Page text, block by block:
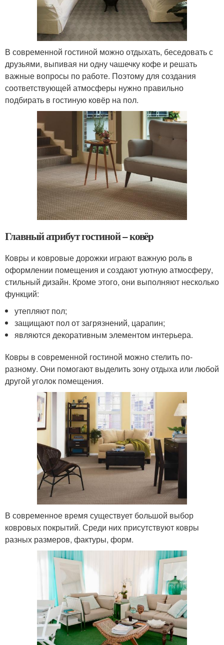
В современной гостиной можно отдыхать, беседовать с
друзьями, выпивая ни одну чашечку кофе и решать
важные вопросы по работе. Поэтому для создания
соответствующей атмосферы нужно правильно
подбирать в гостиную ковёр на пол.
Главный атрибут гостиной – ковёр
Ковры и ковровые дорожки играют важную роль в
оформлении помещения и создают уютную атмосферу,
стильный дизайн. Кроме этого, они выполняют несколько
функций:
утепляют пол;
защищают пол от загрязнений, царапин;
являются декоративным элементом интерьера.
Ковры в современной гостиной можно стелить по-
разному. Они помогают выделить зону отдыха или любой
другой уголок помещения.
В современное время существует большой выбор
ковровых покрытий. Среди них присутствуют ковры
разных размеров, фактуры, форм.